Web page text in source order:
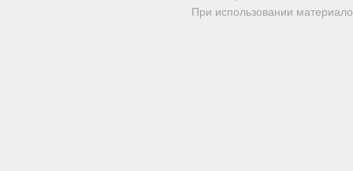
При использовании